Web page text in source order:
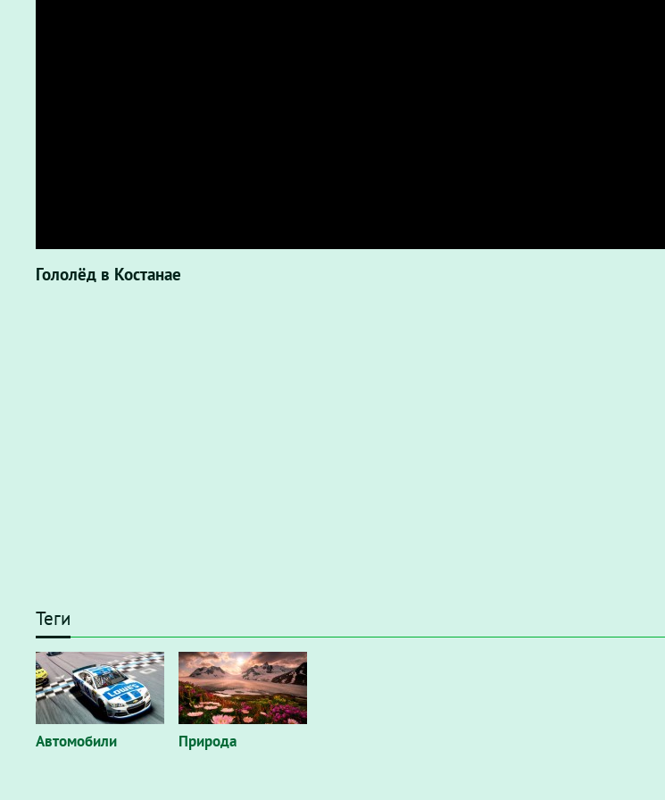
Гололёд в Костанае
Теги
Автомобили Природа